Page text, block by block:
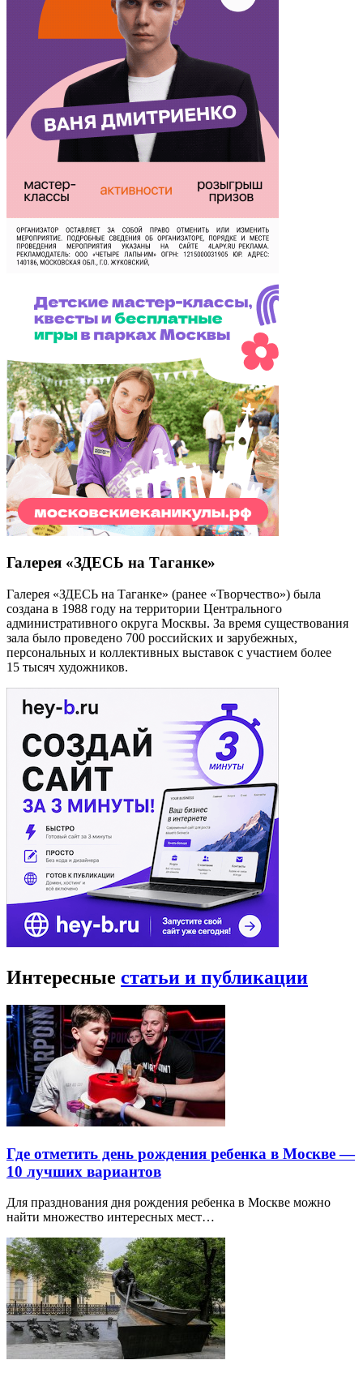
Галерея «ЗДЕСЬ на Таганке»
Галерея «ЗДЕСЬ на Таганке» (ранее «Творчество») была
создана в 1988 году на территории Центрального
административного округа Москвы. За время существования
зала было проведено 700 российских и зарубежных,
персональных и коллективных выставок с участием более
15 тысяч художников.
Интересные статьи и публикации
Где отметить день рождения ребенка в Москве —
10 лучших вариантов
Для празднования дня рождения ребенка в Москве можно
найти множество интересных мест…